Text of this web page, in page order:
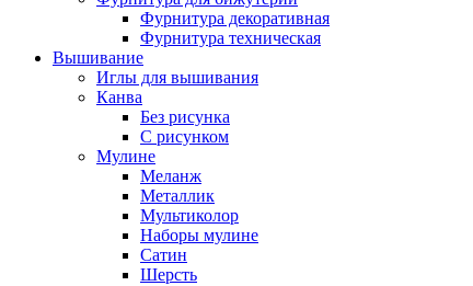
Фурнитура декоративная
Фурнитура техническая
Вышивание
Иглы для вышивания
Канва
Без рисунка
С рисунком
Мулине
Меланж
Металлик
Мультиколор
Наборы мулине
Сатин
Шерсть